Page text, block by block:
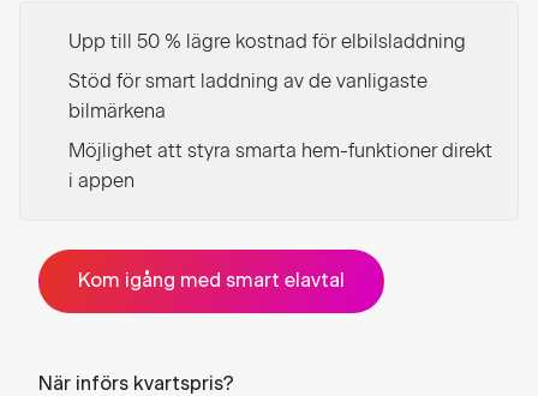
Upp till 50 % lägre kostnad för elbilsladdning
Stöd för smart laddning av de vanligaste
bilmärkena
Möjlighet att styra smarta hem-funktioner direkt
i appen
Kom igång med smart elavtal
När införs kvartspris?